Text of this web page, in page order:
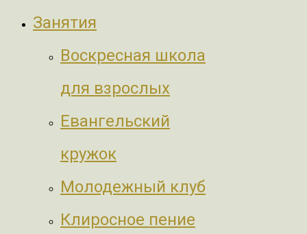
Занятия
Воскресная школа
для взрослых
Евангельский
кружок
Молодежный клуб
Клиросное пение